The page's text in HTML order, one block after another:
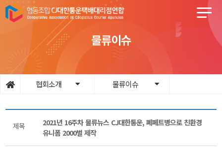
물류이슈
협회소개 물류이슈
제목
2021년 16주차 물류뉴스 CJ대한통운, 폐페트병으로 친환경
유니폼 2000벌 제작